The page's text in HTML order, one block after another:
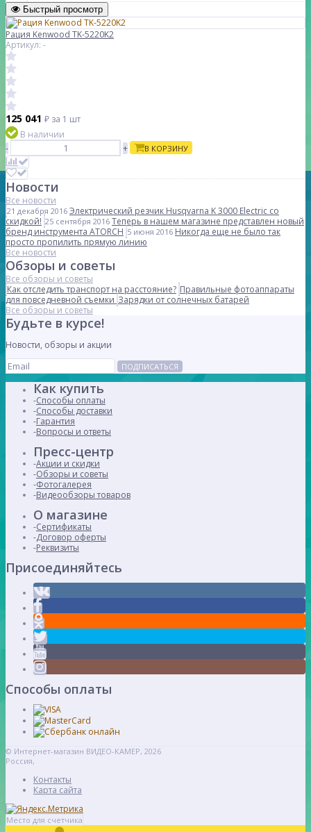
Быстрый просмотр
Рация Kenwood TK-5220K2
Артикул: -
125 041 ₽ за 1 шт
В наличии
-
+ В КОРЗИНУ
Новости
Все новости
21 декабря 2016 Электрический резчик Husqvarna K 3000 Electric со
скидкой! 25 сентября 2016 Теперь в нашем магазине представлен новый
бренд инструмента ATORCH 5 июня 2016 Никогда еще не было так
просто пропилить прямую линию
Все новости
Обзоры и советы
Все обзоры и советы
Как отследить транспорт на расстояние? Правильные фотоаппараты
для повседневной съемки Зарядки от солнечных батарей
Все обзоры и советы
Будьте в курсе!
Новости, обзоры и акции
ПОДПИСАТЬСЯ
Как купить
Способы оплаты
Способы доставки
Гарантия
Вопросы и ответы
Пресс-центр
Акции и скидки
Обзоры и советы
Фотогалерея
Видеообзоры товаров
О магазине
Сертификаты
Договор оферты
Реквизиты
Присоединяйтесь
Способы оплаты
© Интернет-магазин ВИДЕО-КАМЕР, 2026
Россия,
Контакты
Карта сайта
Место для счетчика